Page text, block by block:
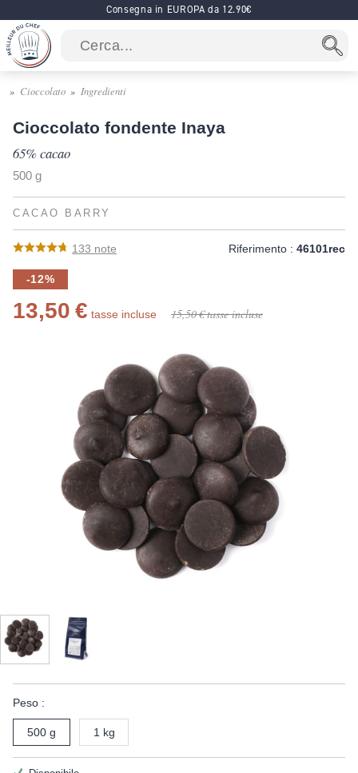
Consegna in EUROPA da 12.90€
Cioccolato Ingredienti
Cioccolato fondente Inaya
65% cacao
500 g
CACAO BARRY
133 note Riferimento : 46101rec
-12%
13,50 € tasse incluse 15,50 €tasse incluse
Peso :
500 g 1 kg